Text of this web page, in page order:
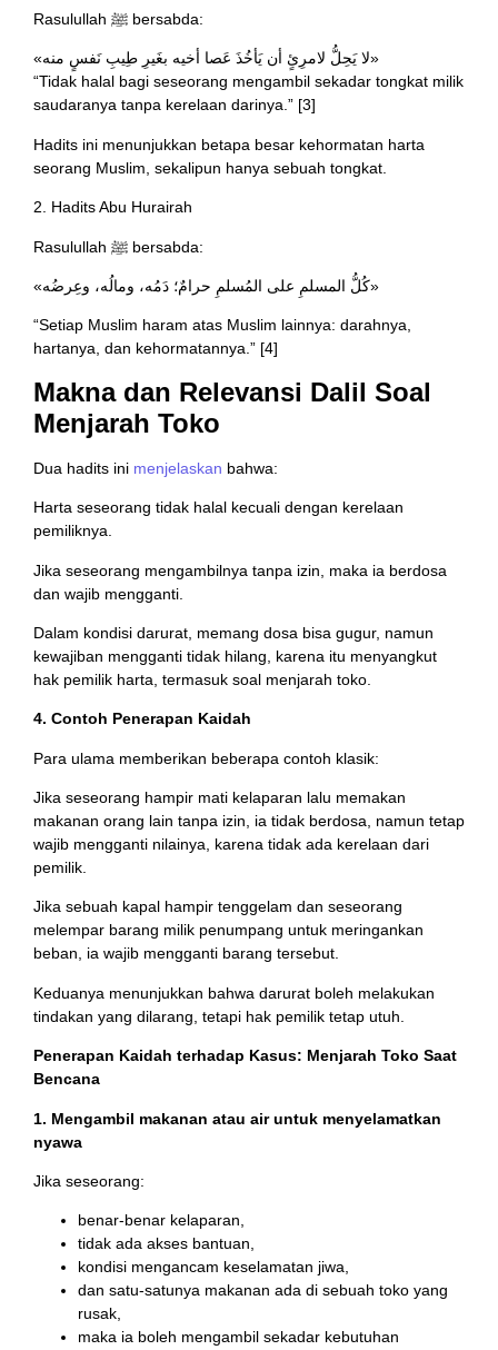
Rasulullah ﷺ bersabda:
«لا يَحِلُّ لامرِئٍ أن يَأخُذَ عَصا أخيه بغَيرِ طِيبِ نَفسٍ منه»
“Tidak halal bagi seseorang mengambil sekadar tongkat milik
saudaranya tanpa kerelaan darinya.” [3]
Hadits ini menunjukkan betapa besar kehormatan harta
seorang Muslim, sekalipun hanya sebuah tongkat.
2. Hadits Abu Hurairah
Rasulullah ﷺ bersabda:
«كُلُّ المسلمِ على المُسلمِ حرامٌ؛ دَمُه، ومالُه، وعِرضُه»
“Setiap Muslim haram atas Muslim lainnya: darahnya,
hartanya, dan kehormatannya.” [4]
Makna dan Relevansi Dalil Soal
Menjarah Toko
Dua hadits ini menjelaskan bahwa:
Harta seseorang tidak halal kecuali dengan kerelaan
pemiliknya.
Jika seseorang mengambilnya tanpa izin, maka ia berdosa
dan wajib mengganti.
Dalam kondisi darurat, memang dosa bisa gugur, namun
kewajiban mengganti tidak hilang, karena itu menyangkut
hak pemilik harta, termasuk soal menjarah toko.
4. Contoh Penerapan Kaidah
Para ulama memberikan beberapa contoh klasik:
Jika seseorang hampir mati kelaparan lalu memakan
makanan orang lain tanpa izin, ia tidak berdosa, namun tetap
wajib mengganti nilainya, karena tidak ada kerelaan dari
pemilik.
Jika sebuah kapal hampir tenggelam dan seseorang
melempar barang milik penumpang untuk meringankan
beban, ia wajib mengganti barang tersebut.
Keduanya menunjukkan bahwa darurat boleh melakukan
tindakan yang dilarang, tetapi hak pemilik tetap utuh.
Penerapan Kaidah terhadap Kasus: Menjarah Toko Saat
Bencana
1. Mengambil makanan atau air untuk menyelamatkan
nyawa
Jika seseorang:
benar-benar kelaparan,
tidak ada akses bantuan,
kondisi mengancam keselamatan jiwa,
dan satu-satunya makanan ada di sebuah toko yang
rusak,
maka ia boleh mengambil sekadar kebutuhan